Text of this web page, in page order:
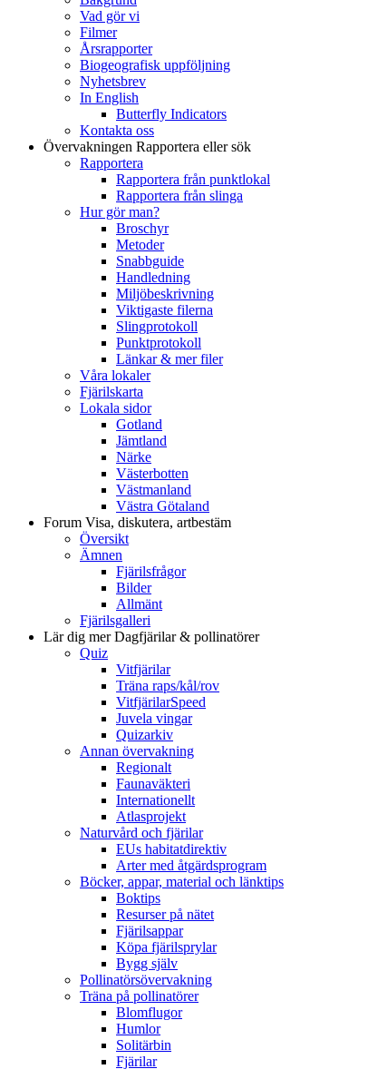
Vad gör vi
Filmer
Årsrapporter
Biogeografisk uppföljning
Nyhetsbrev
In English
Butterfly Indicators
Kontakta oss
Övervakningen Rapportera eller sök
Rapportera
Rapportera från punktlokal
Rapportera från slinga
Hur gör man?
Broschyr
Metoder
Snabbguide
Handledning
Miljöbeskrivning
Viktigaste filerna
Slingprotokoll
Punktprotokoll
Länkar & mer filer
Våra lokaler
Fjärilskarta
Lokala sidor
Gotland
Jämtland
Närke
Västerbotten
Västmanland
Västra Götaland
Forum Visa, diskutera, artbestäm
Översikt
Ämnen
Fjärilsfrågor
Bilder
Allmänt
Fjärilsgalleri
Lär dig merDagfjärilar & pollinatörer
Quiz
Vitfjärilar
Träna raps/kål/rov
VitfjärilarSpeed
Juvela vingar
Quizarkiv
Annan övervakning
Regionalt
Faunaväkteri
Internationellt
Atlasprojekt
Naturvård och fjärilar
EUs habitatdirektiv
Arter med åtgärdsprogram
Böcker, appar, material och länktips
Boktips
Resurser på nätet
Fjärilsappar
Köpa fjärilsprylar
Bygg själv
Pollinatörsövervakning
Träna på pollinatörer
Blomflugor
Humlor
Solitärbin
Fjärilar